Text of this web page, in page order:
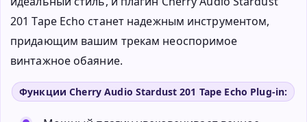
201 Tape Echo станет надежным инструментом,
придающим вашим трекам неоспоримое
винтажное обаяние.
Функции Cherry Audio Stardust 201 Tape Echo Plug-in: